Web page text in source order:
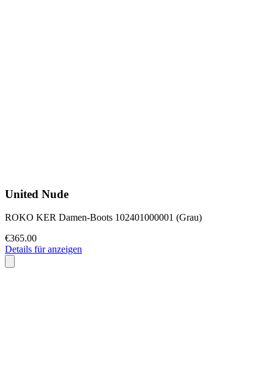
United Nude
ROKO KER Damen-Boots 102401000001 (Grau)
€365.00
Details für anzeigen